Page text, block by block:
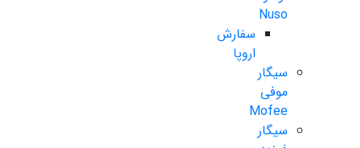
Nuso
سفارش
اروپا
سیگار
موفی
Mofee
سیگار